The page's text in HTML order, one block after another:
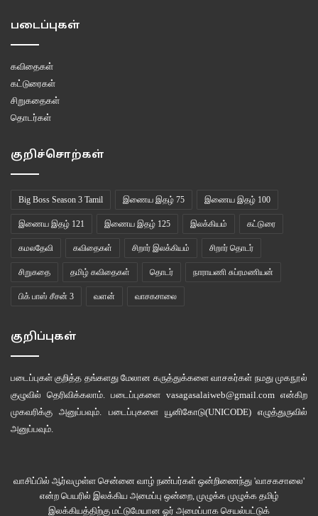
படைப்புகள்
கவிதைகள்
கட்டுரைகள்
சிறுகதைகள்
தொடர்கள்
குறிச்சொற்கள்
Big Boss Season 3 Tamil இணைய இதழ் 75 இணைய இதழ் 100
இணைய இதழ் 121 இணைய இதழ் 125 இலக்கியம் கட்டுரை
கமலதேவி கவிதைகள் சிறார் இலக்கியம் சிறார் தொடர்
சிறுகதை தமிழ் கவிதைகள் தொடர் நாராயணி சுப்ரமணியன்
பிக் பாஸ் சீசன் 3 வளன் வாசகசாலை
குறிப்புகள்
படைப்புகள் குறித்த தங்களது மேலான கருத்துக்களை வாசகர்கள் நமது முகநூல்
குழுவில் தெரிவிக்கலாம். படைப்புகளை vasagasalaiweb@gmail.com என்கிற
முகவரிக்கு அனுப்பவும். படைப்புகளை யூனிகோடு(UNICODE)எழுத்துருவில்
அனுப்பவும்.
வாசிப்பில் ஆர்வமுள்ள சென்னை வாழ் நண்பர்கள் ஒன்றிணைந்து 'வாசகசாலை'
என்ற பெயரில் இலக்கிய அமைப்பு ஒன்றை, முழுக்க முழுக்க தமிழ்
இலக்கியத்திற்கு மட்டுமேயான ஓர் அமைப்பாக செயல்பட்டுக்